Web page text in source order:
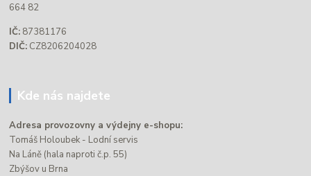
664 82
IČ: 87381176
DIČ: CZ8206204028
Kde nás najdete
Adresa provozovny a výdejny e-shopu:
Tomáš Holoubek - Lodní servis
Na Láně (hala naproti č.p. 55)
Zbýšov u Brna